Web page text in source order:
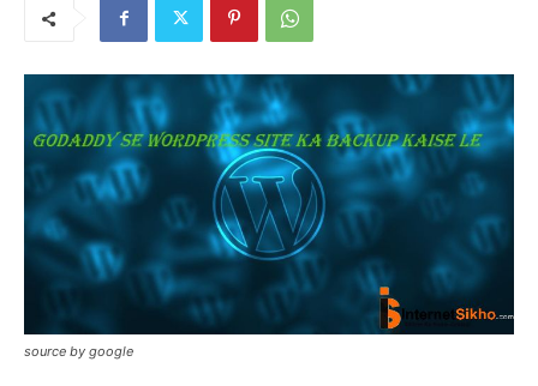
source by google